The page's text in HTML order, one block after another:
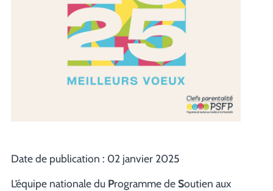
Date de publication : 02 janvier 2025
L’équipe nationale du Programme de Soutien aux